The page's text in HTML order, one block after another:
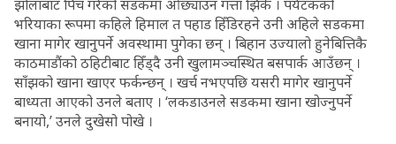
झोलाबाट पिच गरेको सडकमा ओछ्याउन गत्ता झिके । पर्यटकको
भरियाका रूपमा कहिले हिमाल त पहाड हिँडिरहने उनी अहिले सडकमा
खाना मागेर खानुपर्ने अवस्थामा पुगेका छन् । बिहान उज्यालो हुनेबित्तिकै
काठमाडौंको ठहिटीबाट हिँड्दै उनी खुलामञ्चस्थित बसपार्क आउँछन् ।
साँझको खाना खाएर फर्कन्छन् । खर्च नभएपछि यसरी मागेर खानुपर्ने
बाध्यता आएको उनले बताए । ‘लकडाउनले सडकमा खाना खोज्नुपर्ने
बनायो,’ उनले दुखेसो पोखे ।